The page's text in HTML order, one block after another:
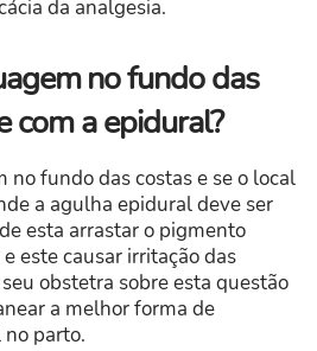
da analgesia.
no fundo das
com a epidural?
no fundo das costas e se o local
a agulha epidural deve ser
esta arrastar o pigmento
este causar irritação das
obstetra sobre esta questão
a melhor forma de
parto.